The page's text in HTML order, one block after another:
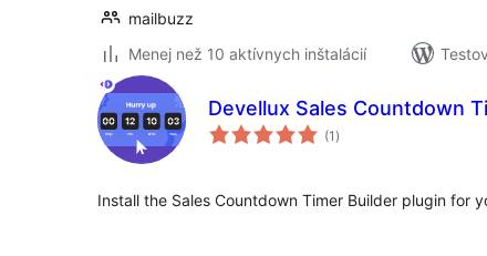
mailbuzz
Menej než 10 aktívnych inštalácií
Devellux Sales Countdown
(1 celkové
hodnotenie
)
Install the Sales Countdown Timer Builder plugin for